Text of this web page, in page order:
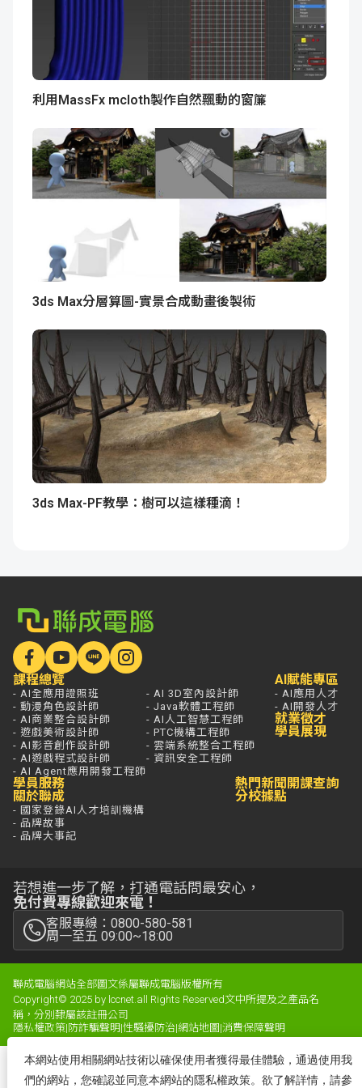
利用MassFx mcloth製作自然飄動的窗簾
3ds Max分層算圖-實景合成動畫後製術
3ds Max-PF教學：樹可以這樣種滴！
課程總覽
- AI全應用證照班
- 動漫角色設計師
- AI商業整合設計師
- 遊戲美術設計師
- AI影音創作設計師
- AI遊戲程式設計師
- AI Agent應用開發工程師
- AI 3D室內設計師
- Java軟體工程師
- AI人工智慧工程師
- PTC機構工程師
- 雲端系統整合工程師
- 資訊安全工程師
AI賦能專區
- AI應用人才
- AI開發人才
就業徵才
學員展現
學員服務
關於聯成
- 國家登錄AI人才培訓機構
- 品牌故事
- 品牌大事記
熱門新聞
分校據點
開課查詢
若想進一步了解，打通電話問最安心，
免付費專線歡迎來電！
客服專線：0800-580-581
周一至五 09:00~18:00
聯成電腦網站全部圖文係屬聯成電腦版權所有
Copyright© 2025 by lccnet.all Rights Reserved文中所提及之產品名
稱，分別隸屬該註冊公司
隱私權政策|防詐騙聲明|性騷擾防治|網站地圖|消費保障聲明
本網站使用相關網站技術以確保使用者獲得最佳體驗，通過使用我
們的網站，您確認並同意本網站的隱私權政策。欲了解詳情，請參